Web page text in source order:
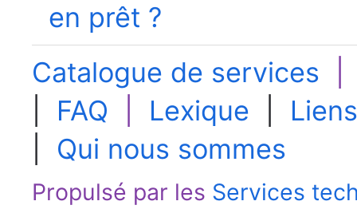
en prêt ?
Catalogue de services
FAQ Lexique
Qui nous sommes
Propulsé par les Services